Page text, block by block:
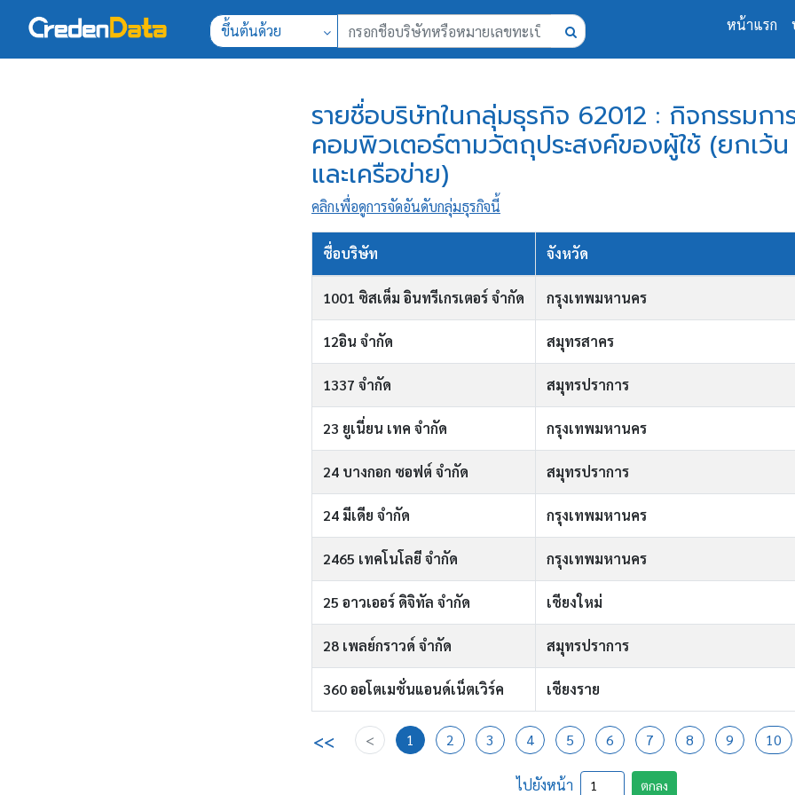
ขึ้นต้นด้วย หน้าแรก
รายชื่อบริษัทในกลุ่มธุรกิจ 62012 : กิจกรรมกา
คอมพิวเตอร์ตามวัตถุประสงค์ของผู้ใช้ (ยกเว้น
และเครือข่าย)
คลิกเพื่อดูการจัดอันดับกลุ่มธุรกิจนี้
ชื่อบริษัท จังหวัด
1001 ซิสเต็ม อินทรีเกรเตอร์ จำกัด กรุงเทพมหานคร
12อิน จำกัด สมุทรสาคร
1337 จำกัด สมุทรปราการ
23 ยูเนี่ยน เทค จำกัด กรุงเทพมหานคร
24 บางกอก ซอฟต์ จำกัด สมุทรปราการ
24 มีเดีย จำกัด กรุงเทพมหานคร
2465 เทคโนโลยี จำกัด กรุงเทพมหานคร
25 อาวเออร์ ดิจิทัล จำกัด เชียงใหม่
28 เพลย์กราวด์ จำกัด สมุทรปราการ
360 ออโตเมชั่นแอนด์เน็ตเวิร์ค เชียงราย
<< < 1 2 3 4 5 6 7 8 9 10
ไปยังหน้า ตกลง